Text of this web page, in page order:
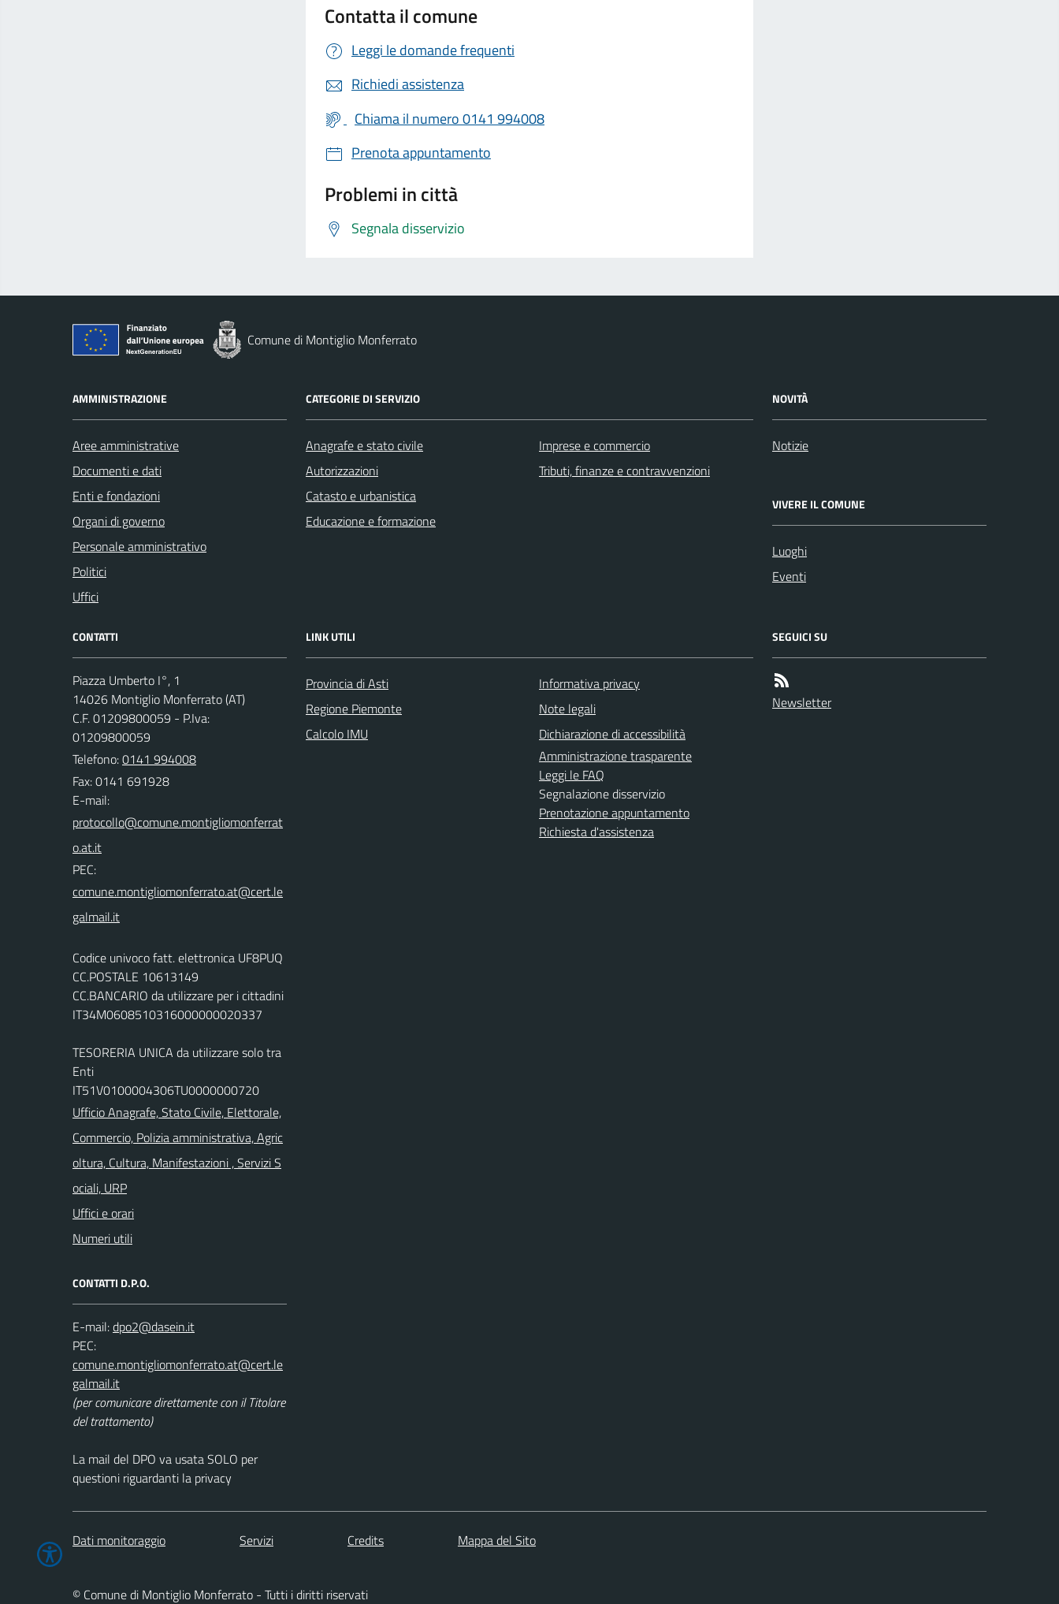
Contatta il comune
Leggi le domande frequenti
Richiedi assistenza
Chiama il numero 0141 994008
Prenota appuntamento
Problemi in città
Segnala disservizio
Comune di Montiglio Monferrato
AMMINISTRAZIONE
Aree amministrative
Documenti e dati
Enti e fondazioni
Organi di governo
Personale amministrativo
Politici
Uffici
CATEGORIE DI SERVIZIO
Anagrafe e stato civile
Autorizzazioni
Catasto e urbanistica
Educazione e formazione
Imprese e commercio
Tributi, finanze e contravvenzioni
NOVITÀ
Notizie
VIVERE IL COMUNE
Luoghi
Eventi
CONTATTI
Piazza Umberto I°, 1
14026 Montiglio Monferrato (AT)
C.F. 01209800059 - P.Iva:
01209800059
Telefono:0141 994008
Fax: 0141 691928
E-mail:
PEC:
Codice univoco fatt. elettronica UF8PUQ
CC.POSTALE 10613149
CC.BANCARIO da utilizzare per i cittadini
IT34M0608510316000000020337
TESORERIA UNICA da utilizzare solo tra
Enti
IT51V0100004306TU0000000720
Ufficio Anagrafe, Stato Civile, Elettorale,
Commercio, Polizia amministrativa, Agric
oltura, Cultura, Manifestazioni , Servizi S
ociali, URP
Uffici e orari
Numeri utili
CONTATTI D.P.O.
E-mail:
PEC:
(per comunicare direttamente con il Titolare
del trattamento)
La mail del DPO va usata SOLO per
questioni riguardanti la privacy
LINK UTILI
Provincia di Asti
Regione Piemonte
Calcolo IMU
Informativa privacy
Note legali
Dichiarazione di accessibilità
Amministrazione trasparente
Leggi le FAQ
Segnalazione disservizio
Prenotazione appuntamento
Richiesta d'assistenza
SEGUICI SU
Newsletter
Dati monitoraggio Servizi Credits Mappa del Sito
© Comune di Montiglio Monferrato - Tutti i diritti riservati